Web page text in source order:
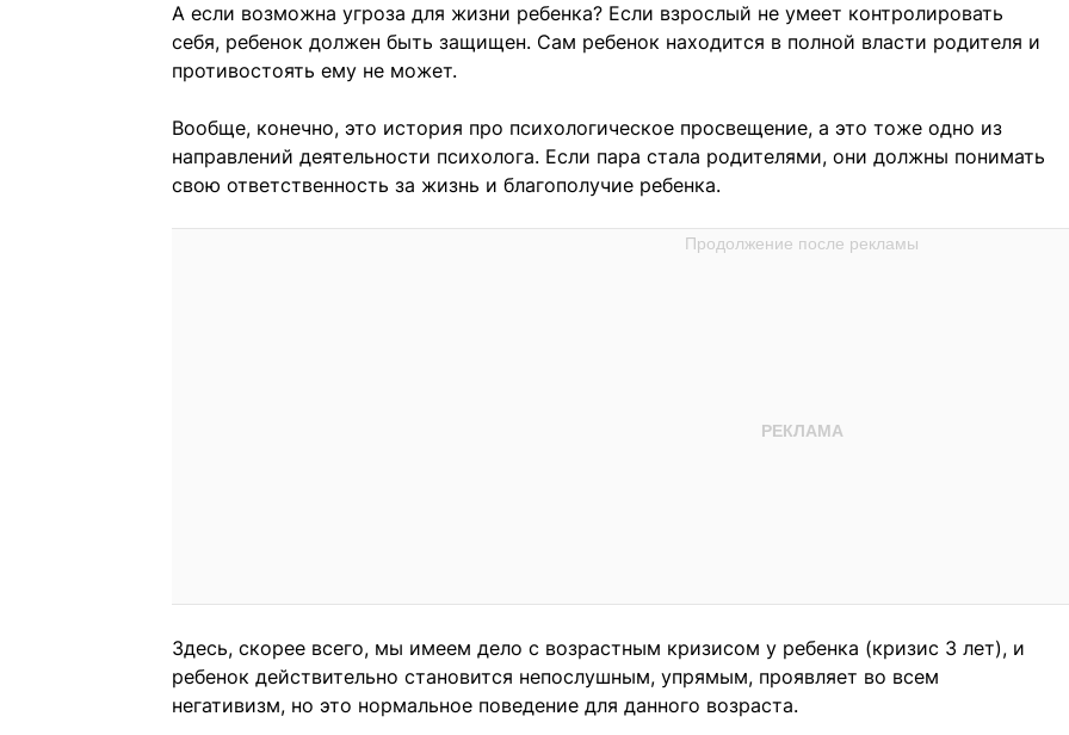
А если возможна угроза для жизни ребенка? Если взрослый не умеет контролировать
себя, ребенок должен быть защищен. Сам ребенок находится в полной власти родителя и
противостоять ему не может.
Вообще, конечно, это история про психологическое просвещение, а это тоже одно из
направлений деятельности психолога. Если пара стала родителями, они должны понимать
свою ответственность за жизнь и благополучие ребенка.
Здесь, скорее всего, мы имеем дело с возрастным кризисом у ребенка (кризис 3 лет), и
ребенок действительно становится непослушным, упрямым, проявляет во всем
негативизм, но это нормальное поведение для данного возраста.